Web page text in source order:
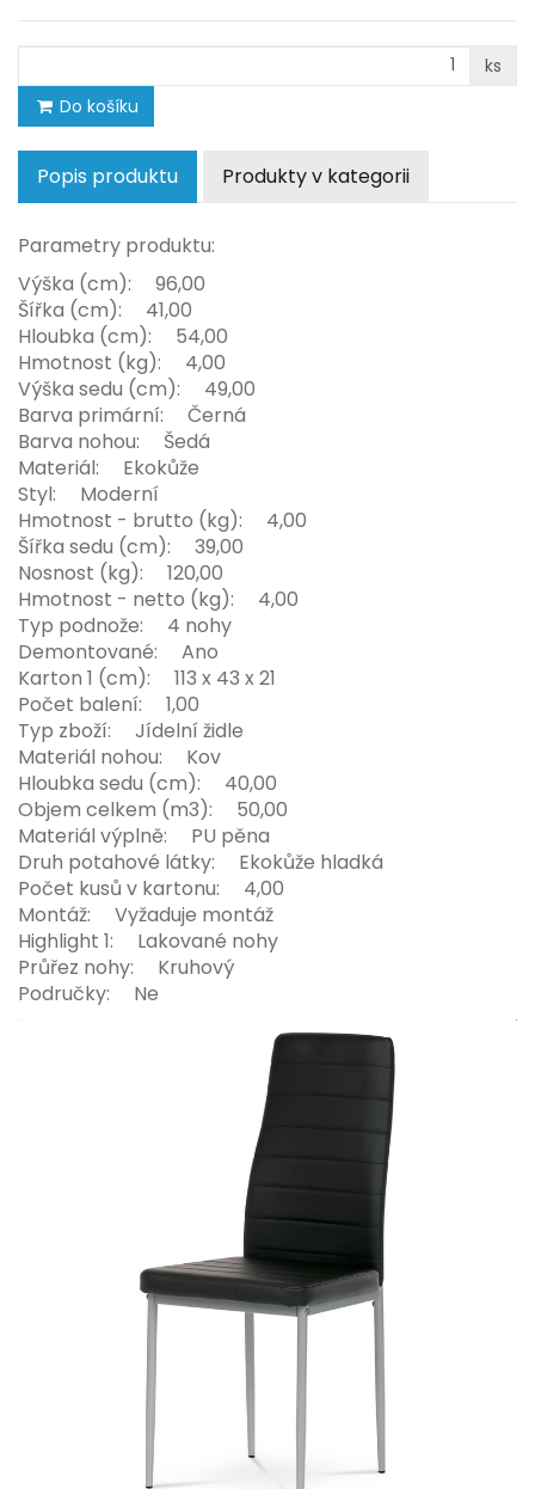
ks
Do košíku
Popis produktu Produkty v kategorii
Parametry produktu:
Výška (cm): 96,00
Šířka (cm): 41,00
Hloubka (cm): 54,00
Hmotnost (kg): 4,00
Výška sedu (cm): 49,00
Barva primární: Černá
Barva nohou: Šedá
Materiál: Ekokůže
Styl: Moderní
Hmotnost - brutto (kg): 4,00
Šířka sedu (cm): 39,00
Nosnost (kg): 120,00
Hmotnost - netto (kg): 4,00
Typ podnože: 4 nohy
Demontované: Ano
Karton 1 (cm): 113 x 43 x 21
Počet balení: 1,00
Typ zboží: Jídelní židle
Materiál nohou: Kov
Hloubka sedu (cm): 40,00
Objem celkem (m3): 50,00
Materiál výplně: PU pěna
Druh potahové látky: Ekokůže hladká
Počet kusů v kartonu: 4,00
Montáž: Vyžaduje montáž
Highlight 1: Lakované nohy
Průřez nohy: Kruhový
Područky: Ne